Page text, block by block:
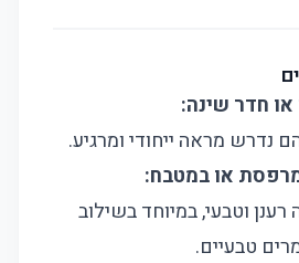
או חדר שינה:
נדרש מראה ייחודי ומרגיע.
או במטבח:
וטבעי, במיוחד בשילוב
טבעיים.